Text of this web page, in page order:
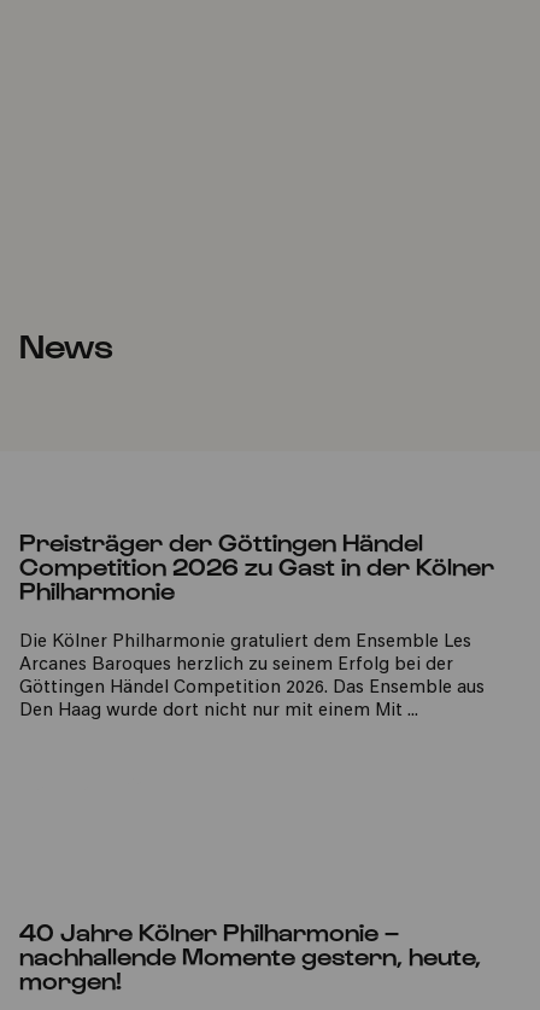
News
Preisträger der Göttingen Händel
Competition 2026 zu Gast in der Kölner
Philharmonie
Die Kölner Philharmonie gratuliert dem Ensemble Les
Arcanes Baroques herzlich zu seinem Erfolg bei der
Göttingen Händel Competition 2026. Das Ensemble aus
Den Haag wurde dort nicht nur mit einem Mit ...
40 Jahre Kölner Philharmonie –
nachhallende Momente gestern, heute,
morgen!